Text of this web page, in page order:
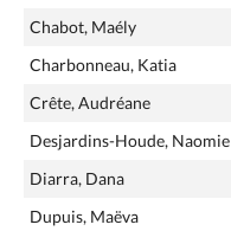
Chabot, Maély
Charbonneau, Katia
Crête, Audréane
Desjardins-Houde, Naomie
Diarra, Dana
Dupuis, Maëva